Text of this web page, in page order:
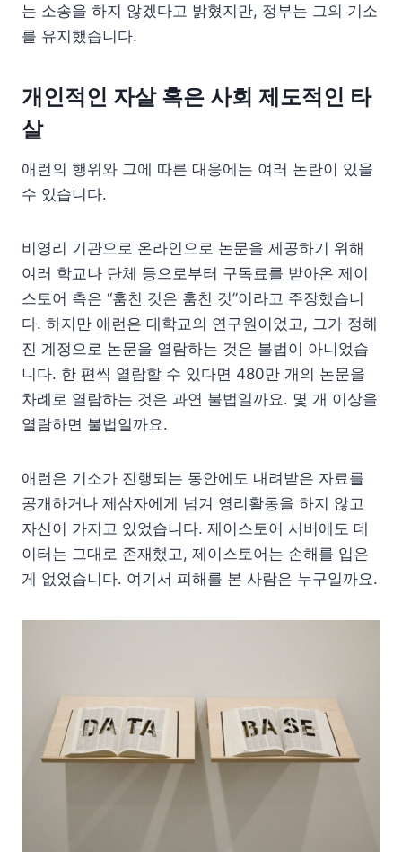
는 소송을 하지 않겠다고 밝혔지만, 정부는 그의 기소
를 유지했습니다.
개인적인 자살 혹은 사회 제도적인 타
살
애런의 행위와 그에 따른 대응에는 여러 논란이 있을
수 있습니다.
비영리 기관으로 온라인으로 논문을 제공하기 위해
여러 학교나 단체 등으로부터 구독료를 받아온 제이
스토어 측은 “훔친 것은 훔친 것”이라고 주장했습니
다. 하지만 애런은 대학교의 연구원이었고, 그가 정해
진 계정으로 논문을 열람하는 것은 불법이 아니었습
니다. 한 편씩 열람할 수 있다면 480만 개의 논문을
차례로 열람하는 것은 과연 불법일까요. 몇 개 이상을
열람하면 불법일까요.
애런은 기소가 진행되는 동안에도 내려받은 자료를
공개하거나 제삼자에게 넘겨 영리활동을 하지 않고
자신이 가지고 있었습니다. 제이스토어 서버에도 데
이터는 그대로 존재했고, 제이스토어는 손해를 입은
게 없었습니다. 여기서 피해를 본 사람은 누구일까요.